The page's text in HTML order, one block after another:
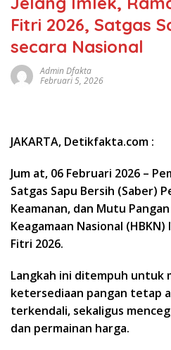
Fitri 2026, Satgas
secara Nasional
Admin Dfakta
Februari 5, 2026
JAKARTA, Detikfakta.com :
Jum at, 06 Februari 2026 –
Satgas Sapu Bersih (Saber)
Keamanan, dan Mutu
Keagamaan Nasional (HBKN)
Fitri 2026.
Langkah ini ditempuh untuk
ketersediaan pangan tetap
terkendali, sekaligus
dan permainan harga.